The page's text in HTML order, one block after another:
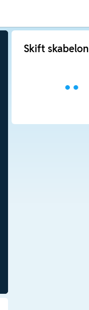
Skift skabelon